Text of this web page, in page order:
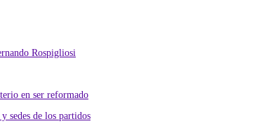
Rospigliosi
en ser reformado
sedes de los partidos